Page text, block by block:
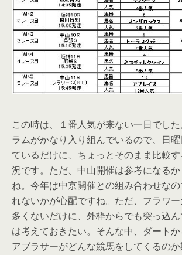
この時は、１番人気が来ない一日でし
ラムがかなり入り組んでいるので、日
ているだけに、ちょっとそのまま比較
況です。ただ、中山開催は参考になる
ね。今年は中京開催との組み合わせな
れないかが心配ですね。ただ、フラワ
多くないだけに、外枠からでも突っ込
は考えておきたい。そんな中、ダート
アブラサーがどんな競馬をしてくるのか